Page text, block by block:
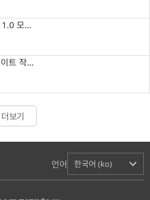
Android LearningX 1.0 모바일 앱 푸시 알림 서비스 중단 안내
GPT-4 채팅 버전 업데이트 작업으로 인한 채팅 서비스 중단(5/2 15:30~16:00)
더보기
언어 한국어 (ko)